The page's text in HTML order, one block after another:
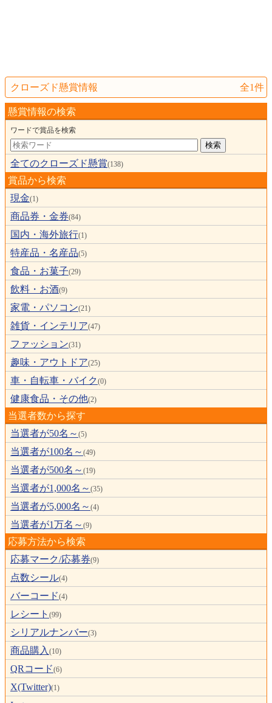
クローズド懸賞情報 全1件
懸賞情報の検索
ワードで賞品を検索
全てのクローズド懸賞(138)
賞品から検索
現金(1)
商品券・金券(84)
国内・海外旅行(1)
特産品・名産品(5)
食品・お菓子(29)
飲料・お酒(9)
家電・パソコン(21)
雑貨・インテリア(47)
ファッション(31)
趣味・アウトドア(25)
車・自転車・バイク (0)
健康食品・その他(2)
当選者数から探す
当選者が50名～ (5)
当選者が100名～ (49)
当選者が500名～ (19)
当選者が1,000名～ (35)
当選者が5,000名～ (4)
当選者が1万名～ (9)
応募方法から検索
応募マーク/応募券(9)
点数シール(4)
バーコード(4)
レシート (99)
シリアルナンバー(3)
商品購入 (10)
QRコード(6)
X(Twitter)(1)